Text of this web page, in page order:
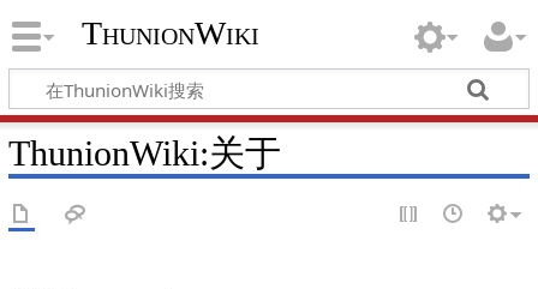
ThunionWiki
ThunionWiki:关于